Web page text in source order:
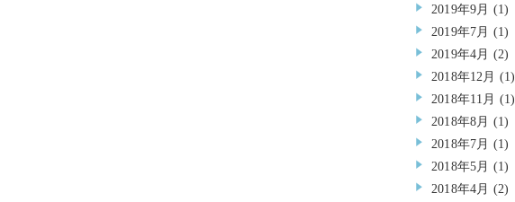
2019年9月 (1)
2019年7月 (1)
2019年4月 (2)
2018年12月 (1)
2018年11月 (1)
2018年8月 (1)
2018年7月 (1)
2018年5月 (1)
2018年4月 (2)